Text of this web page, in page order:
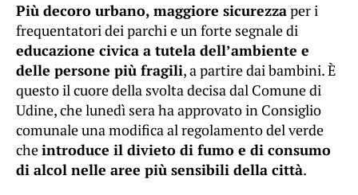
Più decoro urbano, maggiore sicurezzaper i
frequentatori dei parchi e un forte segnale di
educazione civica a tutela dell’ambiente e
delle persone più fragili, a partire dai bambini. È
questo il cuore della svolta decisa dal Comune di
Udine, che lunedì sera ha approvato in Consiglio
comunale una modifica al regolamento del verde
cheintroduce il divieto di fumo e di consumo
di alcol nelle aree più sensibili della città.